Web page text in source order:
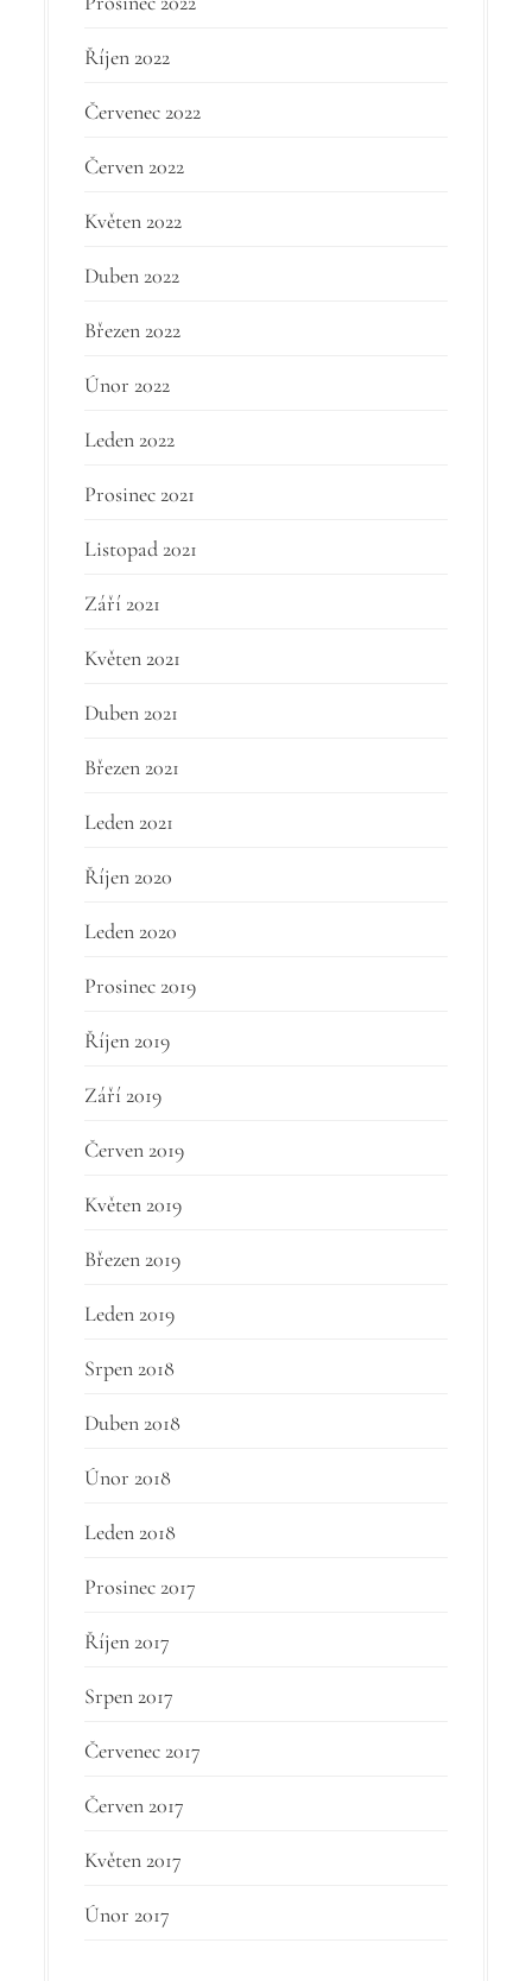
Říjen 2022
Červenec 2022
Červen 2022
Květen 2022
Duben 2022
Březen 2022
Únor 2022
Leden 2022
Prosinec 2021
Listopad 2021
Září 2021
Květen 2021
Duben 2021
Březen 2021
Leden 2021
Říjen 2020
Leden 2020
Prosinec 2019
Říjen 2019
Září 2019
Červen 2019
Květen 2019
Březen 2019
Leden 2019
Srpen 2018
Duben 2018
Únor 2018
Leden 2018
Prosinec 2017
Říjen 2017
Srpen 2017
Červenec 2017
Červen 2017
Květen 2017
Únor 2017